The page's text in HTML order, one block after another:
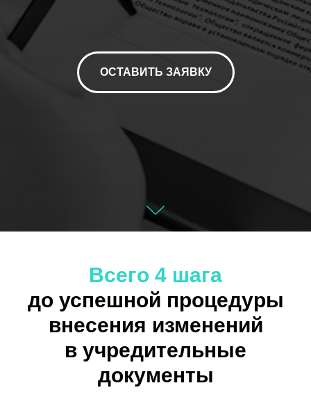
ОСТАВИТЬ ЗАЯВКУ
Всего 4 шага
до успешной процедуры
внесения изменений
в учредительные
документы